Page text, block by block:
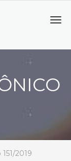
2019